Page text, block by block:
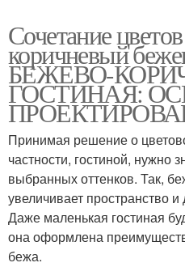
Сочетание
коричневый
БЕЖЕВО-
ГОСТИНАЯ:
Принимая решение о
частности, гостиной, нужно
выбранных оттенков. Так,
увеличивает пространство и
Даже маленькая гостиная
она оформлена
бежа.